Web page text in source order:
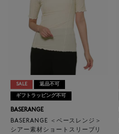
SALE 返品不可
ギフトラッピング不可
BASERANGE
BASERANGE ＜ベースレンジ＞
シアー素材ショートスリーブリ